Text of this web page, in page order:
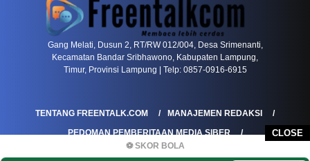
CLOSE
⚽ SKOR BOLA
Gang Melati, Dusun 2, RT/RW 012/004, Desa Srimenanti,
Kecamatan Bandar Sribhawono, Kabupaten Lampung,
Timur, Provinsi Lampung | Telp: 0857-0916-6915
TENTANG FREENTALK.COM
MANAJEMEN REDAKSI
PEDOMAN PEMBERITAAN MEDIA SIBER
PEDOMAN PEMBERITAAN RAMAH ANAK